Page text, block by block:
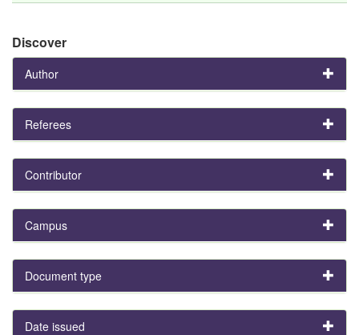
Discover
Author
Referees
Contributor
Campus
Document type
Date issued